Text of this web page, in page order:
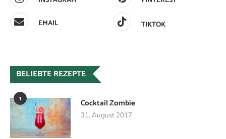
EMAIL
TIKTOK
BELIEBTE REZEPTE
1 Cocktail Zombie
31. August 2017